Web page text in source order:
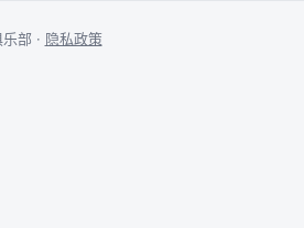
部 · 隐私政策